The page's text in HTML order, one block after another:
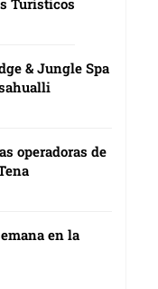
& Jungle Spa
operadoras de
en la